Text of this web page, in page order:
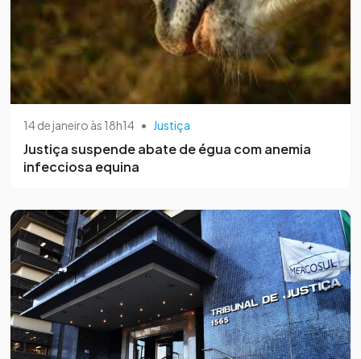
14 de janeiro às 18h14 • Justiça
Justiça suspende abate de égua com anemia
infecciosa equina